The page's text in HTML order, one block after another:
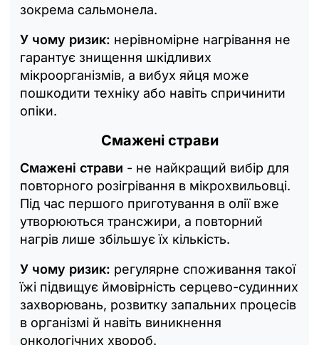
зокрема сальмонела.
У чому ризик: нерівномірне нагрівання не
гарантує знищення шкідливих
мікроорганізмів, а вибух яйця може
пошкодити техніку або навіть спричинити
опіки.
Смажені страви
Смажені страви - не найкращий вибір для
повторного розігрівання в мікрохвильовці.
Під час першого приготування в олії вже
утворюються трансжири, а повторний
нагрів лише збільшує їх кількість.
У чому ризик: регулярне споживання такої
їжі підвищує ймовірність серцево-судинних
захворювань, розвитку запальних процесів
в організмі й навіть виникнення
онкологічних хвороб.